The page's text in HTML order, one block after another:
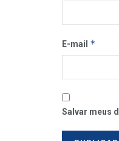
E-mail *
Salvar meus